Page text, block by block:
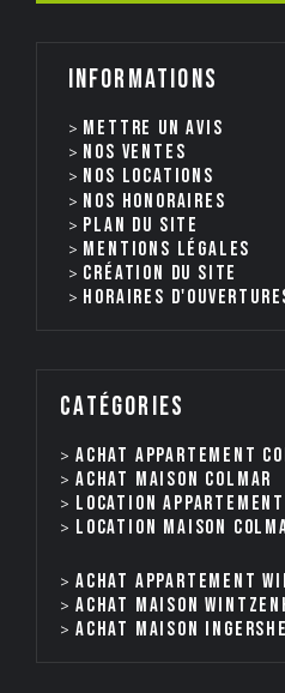
Informations
Mettre un avis
Nos ventes
nos locations
Nos honoraires
Plan du site
Mentions légales
Création du site
Horaires
catégories
Achat appartement
Achat maison Colmar
Location
Location maison
Achat appartement
Achat maison
Achat maison